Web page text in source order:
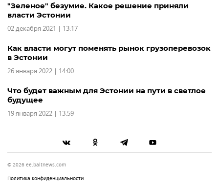
"Зеленое" безумие. Какое решение приняли
власти Эстонии
02 декабря 2021 | 13:17
Как власти могут поменять рынок грузоперевозок
в Эстонии
26 января 2022 | 14:00
Что будет важным для Эстонии на пути в светлое
будущее
19 января 2022 | 13:59
© 2026 ee.baltnews.com
Политика конфиденциальности